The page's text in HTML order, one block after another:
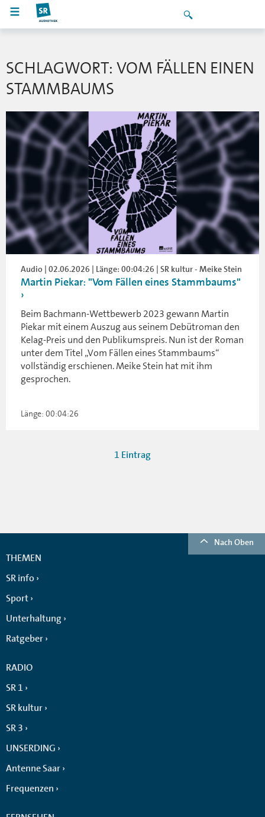
SCHLAGWORT: VOM FÄLLEN EINEN
STAMMBAUMS
Audio | 02.06.2026 | Länge: 00:04:26 | SR kultur - Meike Stein
Martin Piekar: "Vom Fällen eines Stammbaums"
Beim Bachmann-Wettbewerb 2023 gewann Martin
Piekar mit einem Auszug aus seinem Debütroman den
Kelag-Preis und den Publikumspreis. Nun ist der Roman
unter dem Titel „Vom Fällen eines Stammbaums“
vollständig erschienen. Meike Stein hat mit ihm
gesprochen.
Länge: 00:04:26
1 Eintrag
Nach Oben
THEMEN
SR info
Sport
Unterhaltung
Ratgeber
RADIO
SR 1
SR kultur
SR 3
UNSERDING
Antenne Saar
Frequenzen